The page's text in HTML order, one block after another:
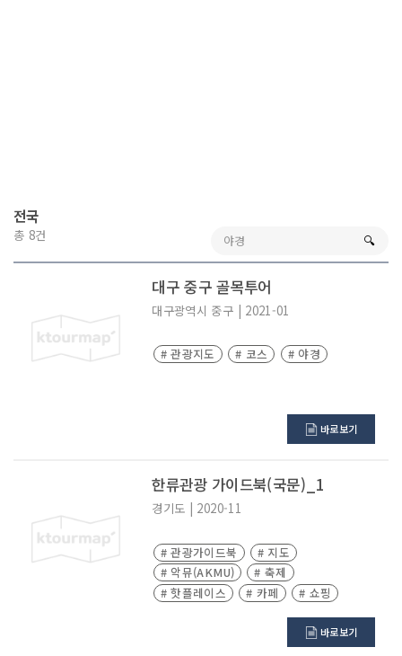
전국
총 8건 🔍︎
대구 중구 골목투어
대구광역시 중구 | 2021-01
# 관광지도 # 코스 # 야경
바로보기
한류관광 가이드북(국문)_1
경기도 2020-11
# 관광가이드북
# 지도
# 악뮤(AKMU)
# 축제
# 핫플레이스
# 카페
# 쇼핑
바로보기